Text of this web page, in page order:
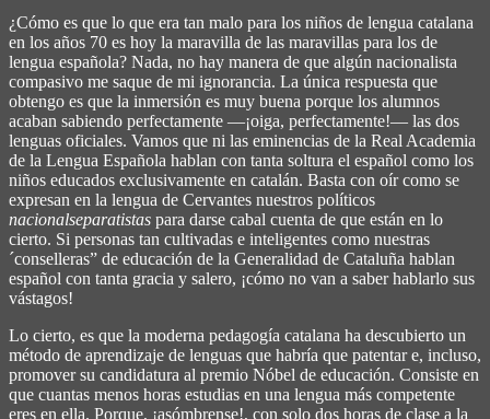
¿Cómo es que lo que era tan malo para los niños de lengua catalana
en los años 70 es hoy la maravilla de las maravillas para los de
lengua española? Nada, no hay manera de que algún nacionalista
compasivo me saque de mi ignorancia. La única respuesta que
obtengo es que la inmersión es muy buena porque los alumnos
acaban sabiendo perfectamente ―¡oiga, perfectamente!― las dos
lenguas oficiales. Vamos que ni las eminencias de la Real Academia
de la Lengua Española hablan con tanta soltura el español como los
niños educados exclusivamente en catalán. Basta con oír como se
expresan en la lengua de Cervantes nuestros políticos
nacionalseparatistas para darse cabal cuenta de que están en lo
cierto. Si personas tan cultivadas e inteligentes como nuestras
´conselleras” de educación de la Generalidad de Cataluña hablan
español con tanta gracia y salero, ¡cómo no van a saber hablarlo sus
vástagos!
Lo cierto, es que la moderna pedagogía catalana ha descubierto un
método de aprendizaje de lenguas que habría que patentar e, incluso,
promover su candidatura al premio Nóbel de educación. Consiste en
que cuantas menos horas estudias en una lengua más competente
eres en ella. Porque, ¡asómbrense!, con solo dos horas de clase a la